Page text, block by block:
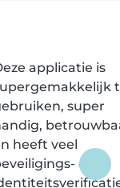
applicatie is
super
heeft veel
en